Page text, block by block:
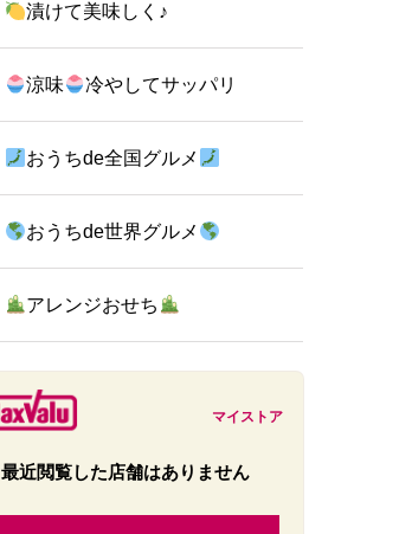
漬けて美味しく♪
涼味 冷やしてサッパリ
おうちde全国グルメ
おうちde世界グルメ
アレンジおせち
マイストア
最近閲覧した店舗はありません